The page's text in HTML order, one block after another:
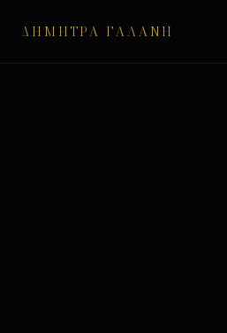
ΔΉΜΗΤΡΑ ΓΑΛΆΝΗ